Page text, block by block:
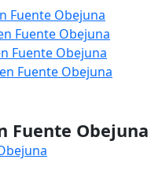
Fuente Obejuna
Fuente Obejuna
Fuente Obejuna
Fuente Obejuna
Fuente Obejuna